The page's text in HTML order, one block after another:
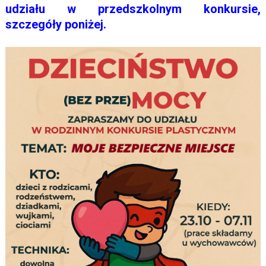
udziału w przedszkolnym konkursie,
szczegóły poniżej.